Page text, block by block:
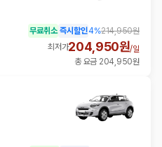
무료취소 즉시할인4%214,950원
최저가204,950원/일
총 요금 204,950원